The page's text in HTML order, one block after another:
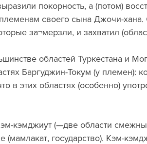
покорность, а (потом)
своего сына Джочи-
за¬мерзли, и захватил
областей Туркестана и
Баргуджин-Токум (у племен):
в этих областях (особенно)
кэмджиут (—две области
(мамлакат, государство). Кэм-